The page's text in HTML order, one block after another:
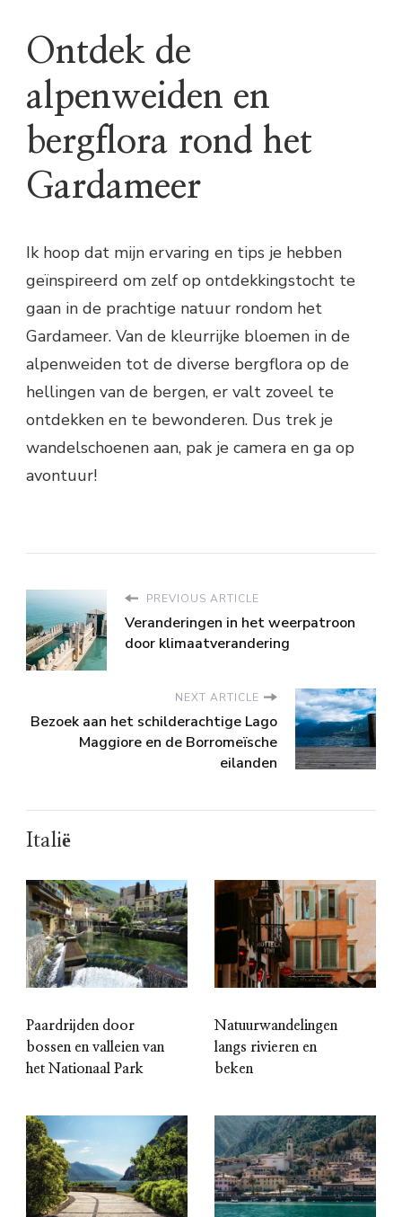
Ontdek de
alpenweiden en
bergflora rond het
Gardameer
Ik hoop dat mijn ervaring en tips je hebben
geïnspireerd om zelf op ontdekkingstocht te
gaan in de prachtige natuur rondom het
Gardameer. Van de kleurrijke bloemen in de
alpenweiden tot de diverse bergflora op de
hellingen van de bergen, er valt zoveel te
ontdekken en te bewonderen. Dus trek je
wandelschoenen aan, pak je camera en ga op
avontuur!
PREVIOUS ARTICLE
Veranderingen in het weerpatroon
door klimaatverandering
NEXT ARTICLE
Bezoek aan het schilderachtige Lago
Maggiore en de Borromeïsche
eilanden
Italië
Paardrijden door
bossen en valleien van
het Nationaal Park
Natuurwandelingen
langs rivieren en
beken